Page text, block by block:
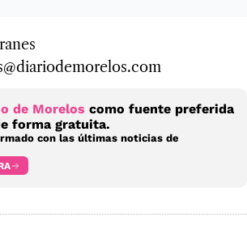
de Morelos como fuente preferida
forma gratuita.
con las últimas noticias de